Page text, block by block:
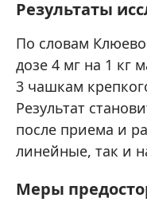
Результаты
По словам
дозе 4 мг на 1 кг
3 чашкам
Результат
после приема и
линейные, так и
Меры